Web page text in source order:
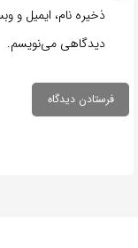
ذخیره نام، ایمیل و
دیدگاهی می‌نویسم.